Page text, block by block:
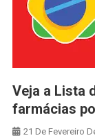
Veja a Lista
farmácias
21 De Fevereiro